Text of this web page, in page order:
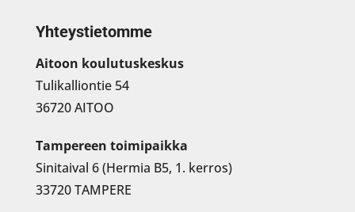
Yhteystietomme
Aitoon koulutuskeskus
Tulikalliontie 54
36720 AITOO
Tampereen toimipaikka
Sinitaival 6 (Hermia B5, 1. kerros)
33720 TAMPERE